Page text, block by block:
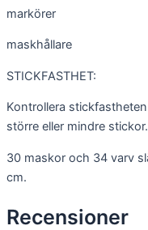
markörer
maskhållare
STICKFASTHET:
Kontrollera
större eller mindre stickor.
30 maskor och 34 varv
cm.
Recensioner